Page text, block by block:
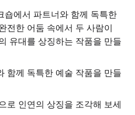
숍에서 파트너와 함께 독특한
전한 어둠 속에서 두 사람이
유대를 상징하는 작품을 만들
함께 독특한 예술 작품을 만들
로 인연의 상징을 조각해 보세